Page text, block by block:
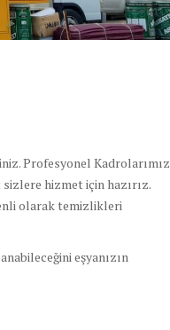
Profesyonel Kadrolarımız
hizmet için hazırız.
olarak temizlikleri
eşyanızın